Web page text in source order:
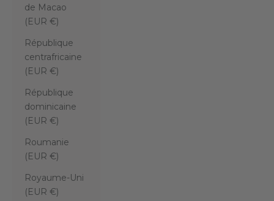
de Macao
(EUR €)
République
centrafricaine
(EUR €)
République
dominicaine
(EUR €)
Roumanie
(EUR €)
Royaume-Uni
(EUR €)